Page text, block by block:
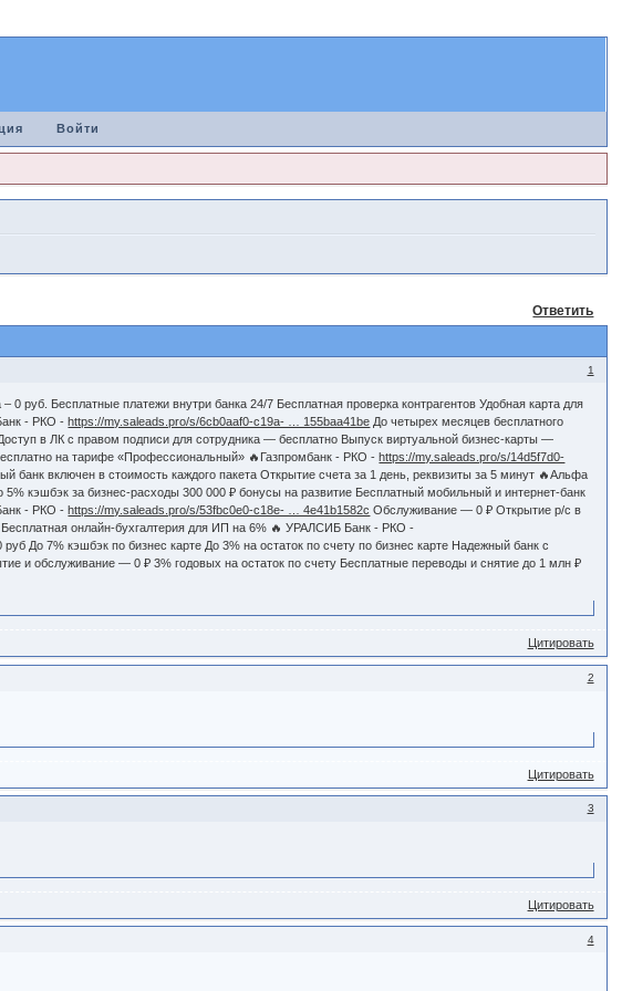
Войти
Ответить
1
0 руб. Бесплатные платежи внутри банка 24/7 Бесплатная проверка контрагентов Удобная карта для
- РКО -https://my.saleads.pro/s/6cb0aaf0-c19a- … 155baa41be До четырех месяцев бесплатного
в ЛК с правом подписи для сотрудника — бесплатно Выпуск виртуальной бизнес-карты —
на тарифе «Профессиональный» 🔥Газпромбанк - РКО -https://my.saleads.pro/s/14d5f7d0-
включен в стоимость каждого пакета Oткрытие счета за 1 день, реквизиты за 5 минут 🔥Альфа
5% кэшбэк за бизнес-расходы 300 000 ₽ бонусы на развитие Бесплатный мобильный и интернет-банк
Банк - РКО -https://my.saleads.pro/s/53fbc0e0-c18e- … 4e41b1582c Обслуживание — 0 ₽ Открытие р/с в
онлайн-бухгалтерия для ИП на 6% 🔥 УРАЛСИБ Банк - РКО -
До 7% кэшбэк по бизнес карте До 3% на остаток по счету по бизнес карте Надежный банк с
и обслуживание — 0 ₽ 3% годовых на остаток по счету Бесплатные переводы и снятие до 1 млн ₽
Цитировать
2
Цитировать
3
Цитировать
4